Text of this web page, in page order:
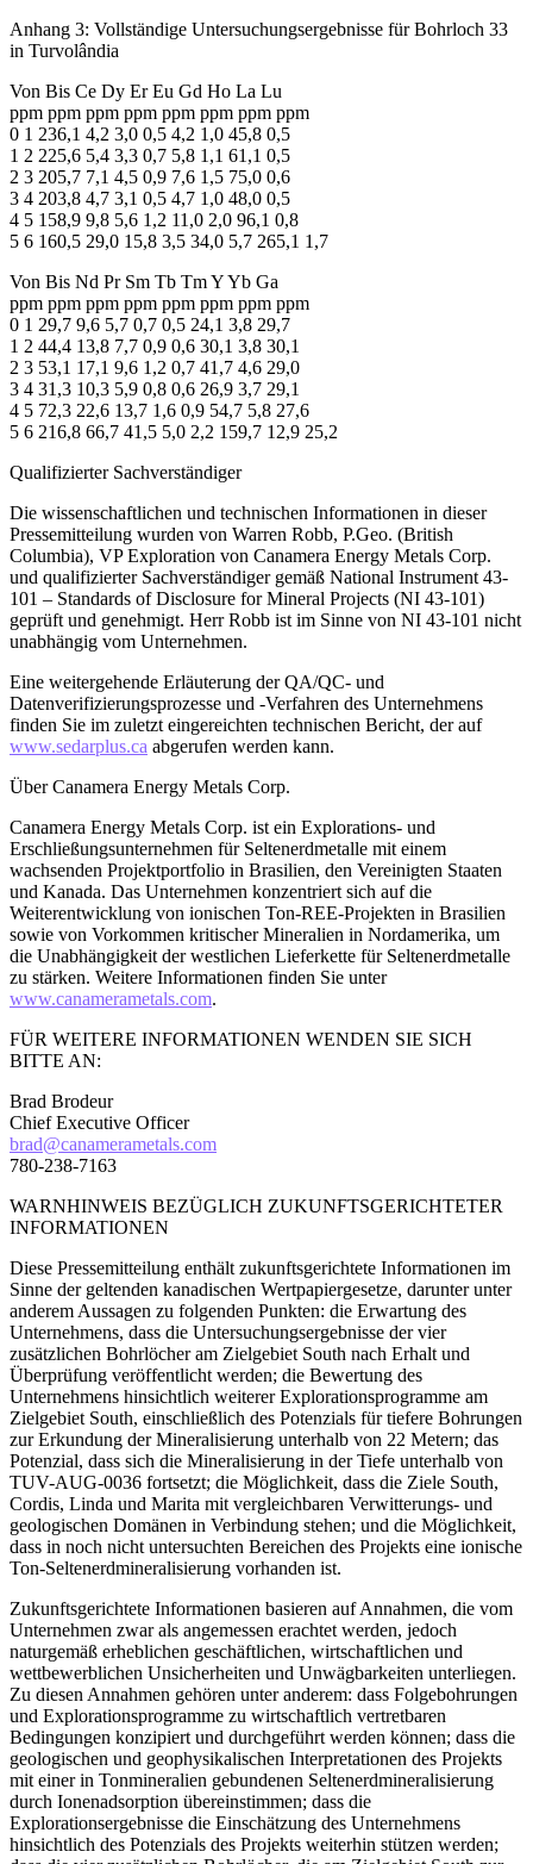
Anhang 3: Vollständige Untersuchungsergebnisse für Bohrloch 33
in Turvolândia
Von Bis Ce Dy Er Eu Gd Ho La Lu
ppm ppm ppm ppm ppm ppm ppm ppm
0 1 236,1 4,2 3,0 0,5 4,2 1,0 45,8 0,5
1 2 225,6 5,4 3,3 0,7 5,8 1,1 61,1 0,5
2 3 205,7 7,1 4,5 0,9 7,6 1,5 75,0 0,6
3 4 203,8 4,7 3,1 0,5 4,7 1,0 48,0 0,5
4 5 158,9 9,8 5,6 1,2 11,0 2,0 96,1 0,8
5 6 160,5 29,0 15,8 3,5 34,0 5,7 265,1 1,7
Von Bis Nd Pr Sm Tb Tm Y Yb Ga
ppm ppm ppm ppm ppm ppm ppm ppm
0 1 29,7 9,6 5,7 0,7 0,5 24,1 3,8 29,7
1 2 44,4 13,8 7,7 0,9 0,6 30,1 3,8 30,1
2 3 53,1 17,1 9,6 1,2 0,7 41,7 4,6 29,0
3 4 31,3 10,3 5,9 0,8 0,6 26,9 3,7 29,1
4 5 72,3 22,6 13,7 1,6 0,9 54,7 5,8 27,6
5 6 216,8 66,7 41,5 5,0 2,2 159,7 12,9 25,2
Qualifizierter Sachverständiger
Die wissenschaftlichen und technischen Informationen in dieser
Pressemitteilung wurden von Warren Robb, P.Geo. (British
Columbia), VP Exploration von Canamera Energy Metals Corp.
und qualifizierter Sachverständiger gemäß National Instrument 43-
101 – Standards of Disclosure for Mineral Projects (NI 43-101)
geprüft und genehmigt. Herr Robb ist im Sinne von NI 43-101 nicht
unabhängig vom Unternehmen.
Eine weitergehende Erläuterung der QA/QC- und
Datenverifizierungsprozesse und -Verfahren des Unternehmens
finden Sie im zuletzt eingereichten technischen Bericht, der auf
www.sedarplus.ca abgerufen werden kann.
Über Canamera Energy Metals Corp.
Canamera Energy Metals Corp. ist ein Explorations- und
Erschließungsunternehmen für Seltenerdmetalle mit einem
wachsenden Projektportfolio in Brasilien, den Vereinigten Staaten
und Kanada. Das Unternehmen konzentriert sich auf die
Weiterentwicklung von ionischen Ton-REE-Projekten in Brasilien
sowie von Vorkommen kritischer Mineralien in Nordamerika, um
die Unabhängigkeit der westlichen Lieferkette für Seltenerdmetalle
zu stärken. Weitere Informationen finden Sie unter
www.canamerametals.com.
FÜR WEITERE INFORMATIONEN WENDEN SIE SICH
BITTE AN:
Brad Brodeur
Chief Executive Officer
brad@canamerametals.com
780-238-7163
WARNHINWEIS BEZÜGLICH ZUKUNFTSGERICHTETER
INFORMATIONEN
Diese Pressemitteilung enthält zukunftsgerichtete Informationen im
Sinne der geltenden kanadischen Wertpapiergesetze, darunter unter
anderem Aussagen zu folgenden Punkten: die Erwartung des
Unternehmens, dass die Untersuchungsergebnisse der vier
zusätzlichen Bohrlöcher am Zielgebiet South nach Erhalt und
Überprüfung veröffentlicht werden; die Bewertung des
Unternehmens hinsichtlich weiterer Explorationsprogramme am
Zielgebiet South, einschließlich des Potenzials für tiefere Bohrungen
zur Erkundung der Mineralisierung unterhalb von 22 Metern; das
Potenzial, dass sich die Mineralisierung in der Tiefe unterhalb von
TUV-AUG-0036 fortsetzt; die Möglichkeit, dass die Ziele South,
Cordis, Linda und Marita mit vergleichbaren Verwitterungs- und
geologischen Domänen in Verbindung stehen; und die Möglichkeit,
dass in noch nicht untersuchten Bereichen des Projekts eine ionische
Ton-Seltenerdmineralisierung vorhanden ist.
Zukunftsgerichtete Informationen basieren auf Annahmen, die vom
Unternehmen zwar als angemessen erachtet werden, jedoch
naturgemäß erheblichen geschäftlichen, wirtschaftlichen und
wettbewerblichen Unsicherheiten und Unwägbarkeiten unterliegen.
Zu diesen Annahmen gehören unter anderem: dass Folgebohrungen
und Explorationsprogramme zu wirtschaftlich vertretbaren
Bedingungen konzipiert und durchgeführt werden können; dass die
geologischen und geophysikalischen Interpretationen des Projekts
mit einer in Tonmineralien gebundenen Seltenerdmineralisierung
durch Ionenadsorption übereinstimmen; dass die
Explorationsergebnisse die Einschätzung des Unternehmens
hinsichtlich des Potenzials des Projekts weiterhin stützen werden;